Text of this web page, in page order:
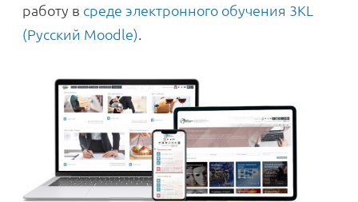
работу в среде электронного обучения 3KL
(Русский Moodle).